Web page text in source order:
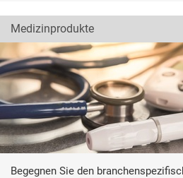
Medizinprodukte
Begegnen Sie den